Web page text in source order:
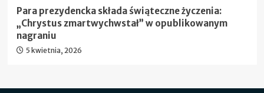
Para prezydencka składa świąteczne życzenia:
„Chrystus zmartwychwstał” w opublikowanym
nagraniu
5 kwietnia, 2026